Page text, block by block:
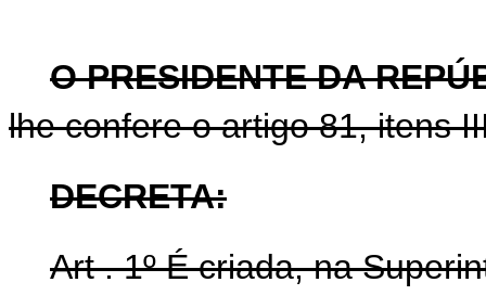
O PRESIDENTE DA
lhe confere o artigo 81, itens
DECRETA:
Art . 1º É criada, na